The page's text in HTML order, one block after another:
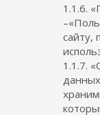
1.1.6.
сайту,
1.1.7.